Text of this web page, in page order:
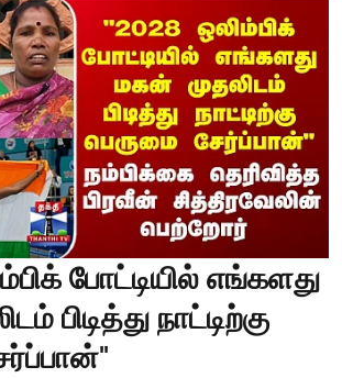
போட்டியில் எங்களது
பிடித்து நாட்டிற்கு